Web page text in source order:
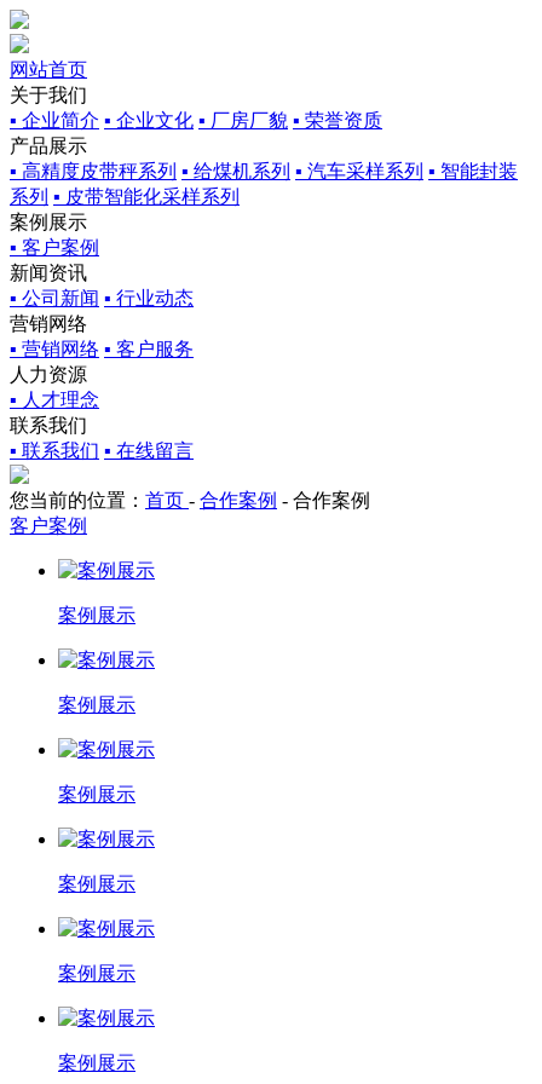
网站首页
关于我们
▪ 企业简介 ▪ 企业文化 ▪ 厂房厂貌 ▪ 荣誉资质
产品展示
▪ 高精度皮带秤系列 ▪ 给煤机系列 ▪ 汽车采样系列 ▪ 智能封装
系列 ▪ 皮带智能化采样系列
案例展示
▪ 客户案例
新闻资讯
▪ 公司新闻 ▪ 行业动态
营销网络
▪ 营销网络 ▪ 客户服务
人力资源
▪ 人才理念
联系我们
▪ 联系我们 ▪ 在线留言
您当前的位置： 首页 - 合作案例 - 合作案例
客户案例
案例展示
案例展示
案例展示
案例展示
案例展示
案例展示